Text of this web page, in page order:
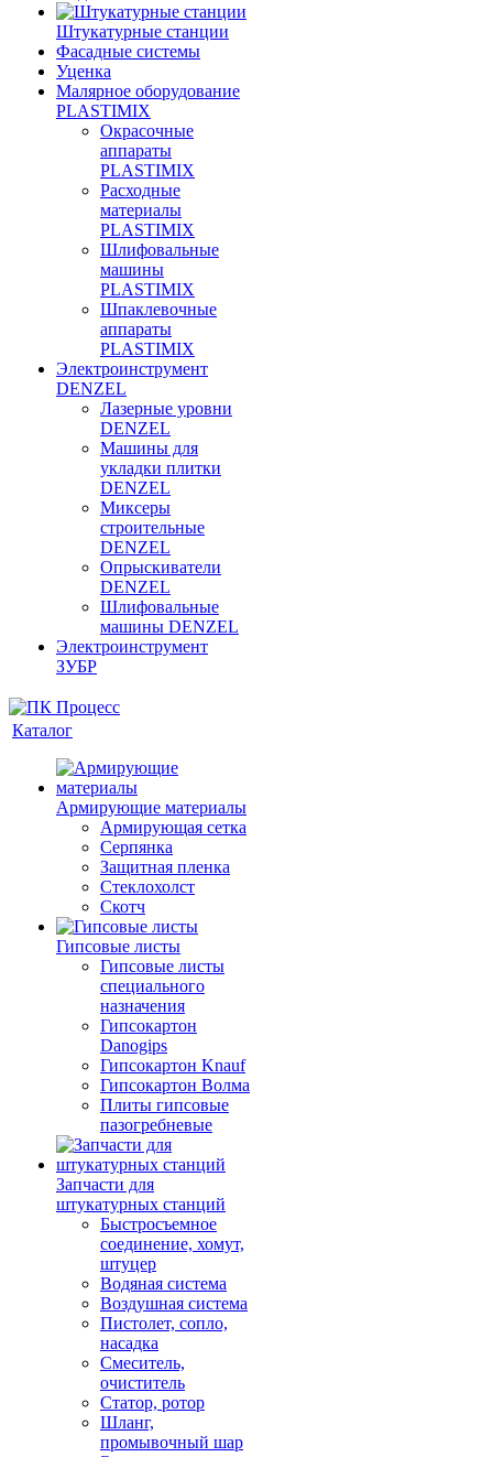
Штукатурные станции
Фасадные системы
Уценка
Малярное оборудование
PLASTIMIX
Окрасочные
аппараты
PLASTIMIX
Расходные
материалы
PLASTIMIX
Шлифовальные
машины
PLASTIMIX
Шпаклевочные
аппараты
PLASTIMIX
Электроинструмент
DENZEL
Лазерные уровни
DENZEL
Машины для
укладки плитки
DENZEL
Миксеры
строительные
DENZEL
Опрыскиватели
DENZEL
Шлифовальные
машины DENZEL
Электроинструмент
ЗУБР
Каталог
Армирующие материалы
Армирующая сетка
Серпянка
Защитная пленка
Стеклохолст
Скотч
Гипсовые листы
Гипсовые листы
специального
назначения
Гипсокартон
Danogips
Гипсокартон Knauf
Гипсокартон Волма
Плиты гипсовые
пазогребневые
Запчасти для
штукатурных станций
Быстросъемное
соединение, хомут,
штуцер
Водяная система
Воздушная система
Пистолет, сопло,
насадка
Смеситель,
очиститель
Статор, ротор
Шланг,
промывочный шар